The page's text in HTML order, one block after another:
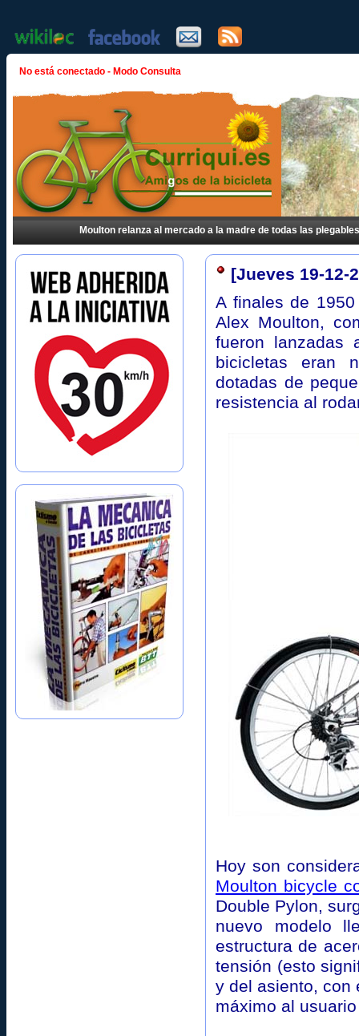
No está conectado - Modo Consulta
Moulton relanza al mercado a la madre de todas las plegables
[Jueves 19-
A finales de
Alex Moulton,
fueron lanzadas
bicicletas eran
dotadas de
resistencia al
Hoy son
Moulton bicycle
Double Pylon,
nuevo modelo
estructura de
tensión (esto
y del asiento, con
máximo al